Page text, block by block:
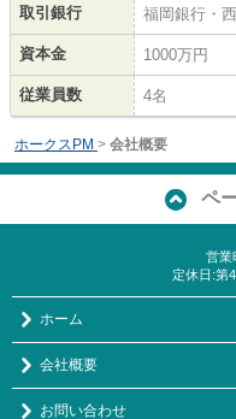
取引銀行 福岡銀行・
資本金 1000万円
従業員数 4名
ホークスPM > 会社概要
ペ
営業
定休日:第
ホーム
会社概要
お問い合わせ